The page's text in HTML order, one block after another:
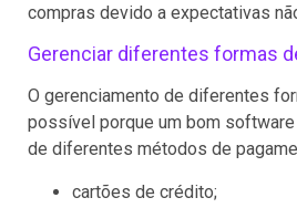
compras devido a expectativas
Gerenciar diferentes formas
O gerenciamento de diferentes
possível porque um bom
de diferentes métodos de
cartões de crédito;